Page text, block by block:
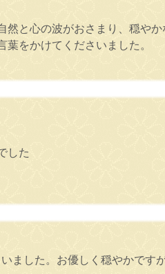
と心の波がおさまり、穏やか
をかけてくださいました。
した
ました。お優しく穏やかです